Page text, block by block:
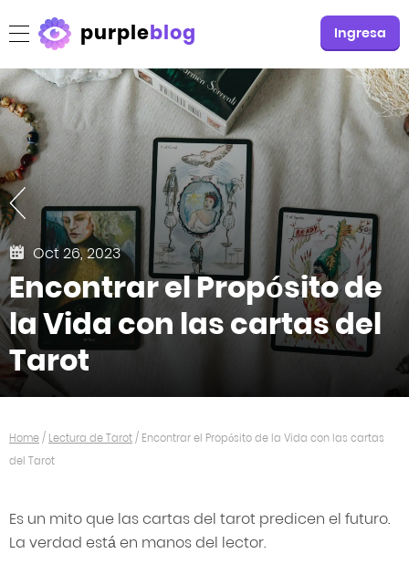
purpleblog Ingresa
Oct 26, 2023
Encontrar el Propósito de
la Vida con las cartas del
Tarot
Home/ Lectura de Tarot/ Encontrar el Propósito de la Vida con las cartas
del Tarot
Es un mito que las cartas del tarot predicen el futuro.
La verdad está en manos del lector.